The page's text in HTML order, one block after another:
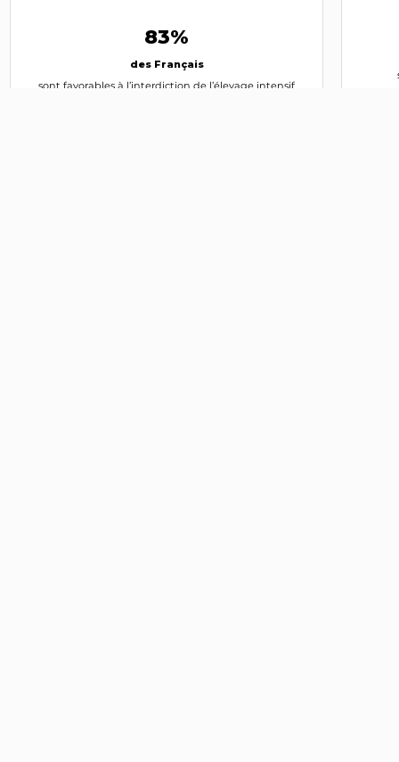
83%
des Français
sont favorables à l’interdiction de l’élevage intensif